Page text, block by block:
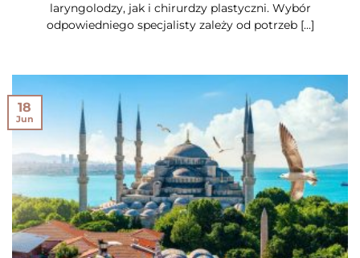
laryngolodzy, jak i chirurdzy plastyczni. Wybór
odpowiedniego specjalisty zależy od potrzeb [...]
18
Jun